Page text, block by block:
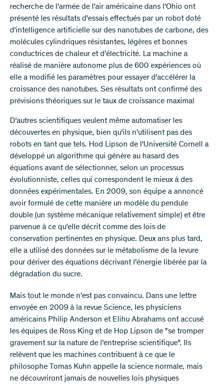
recherche de l'armée de l'air américaine dans l'Ohio ont
présenté les résultats d'essais effectués par un robot doté
d'intelligence artificielle sur des nanotubes de carbone, des
molécules cylindriques résistantes, légères et bonnes
conductrices de chaleur et d'électricité. La machine a
réalisé de manière autonome plus de 600 expériences où
elle a modifié les paramètres pour essayer d'accélérer la
croissance des nanotubes. Ses résultats ont confirmé des
prévisions théoriques sur le taux de croissance maximal
D'autres scientifiques veulent même automatiser les
découvertes en physique, bien qu'ils n'utilisent pas des
robots en tant que tels. Hod Lipson de l'Université Cornell a
développé un algorithme qui génère au hasard des
équations avant de sélectionner, selon un processus
évolutionniste, celles qui correspondent le mieux à des
données expérimentales. En 2009, son équipe a annoncé
avoir formulé de cette manière un modèle du pendule
double (un système mécanique relativement simple) et être
parvenue à ce qu'elle décrit comme des lois de
conservation pertinentes en physique. Deux ans plus tard,
elle a utilisé des données sur le métabolisme de la levure
pour dériver des équations décrivant l'énergie libérée par la
dégradation du sucre.
Mais tout le monde n'est pas convaincu. Dans une lettre
envoyée en 2009 à la revue Science, les physiciens
américains Philip Anderson et Elihu Abrahams ont accusé
les équipes de Ross King et de Hop Lipson de "se tromper
gravement sur la nature de l'entreprise scientifique". Ils
relèvent que les machines contribuent à ce que le
philosophe Tomas Kuhn appelle la science normale, mais
ne découvriront jamais de nouvelles lois physiques